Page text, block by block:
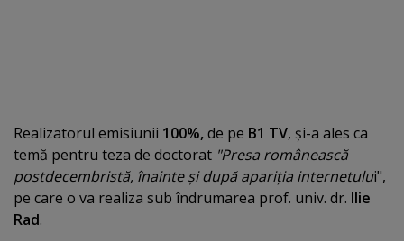
Realizatorul emisiunii 100%, de pe B1 TV, şi-a ales ca
temă pentru teza de doctorat "Presa românească
postdecembristă, înainte şi după apariţia internetului",
pe care o va realiza sub îndrumarea prof. univ. dr. Ilie
Rad.